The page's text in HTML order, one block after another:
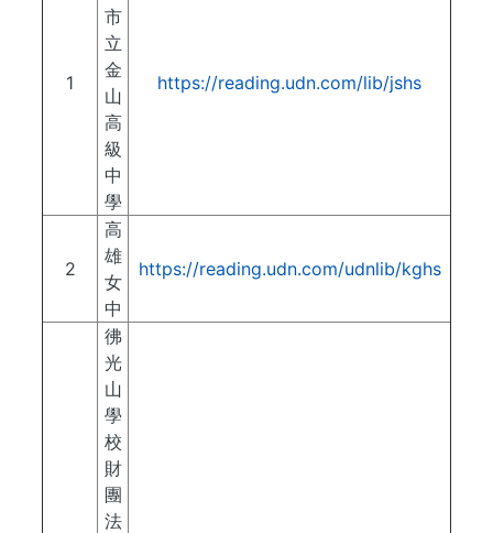
1
市
立
金
山
高
級
中
學
https://reading.udn.com/lib/jshs
2
高
雄
女
中
https://reading.udn.com/udnlib/kghs
彿
光
山
學
校
財
團
法